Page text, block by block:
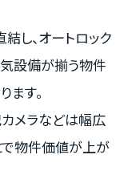
し、オートロック
設備が揃う物件
す。
メラなどは幅広
で物件価値が上が